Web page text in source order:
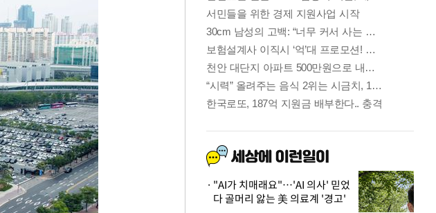
"AI가 치매래요"…'AI 의사' 믿었
다 골머리 앓는 美 의료계 '경고'